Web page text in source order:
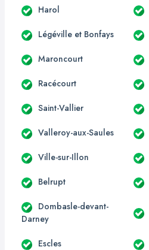
Harol
Légéville et Bonfays
Maroncourt
Racécourt
Saint-Vallier
Valleroy-aux-Saules
Ville-sur-Illon
Belrupt
Dombasle-devant-
Darney
Escles